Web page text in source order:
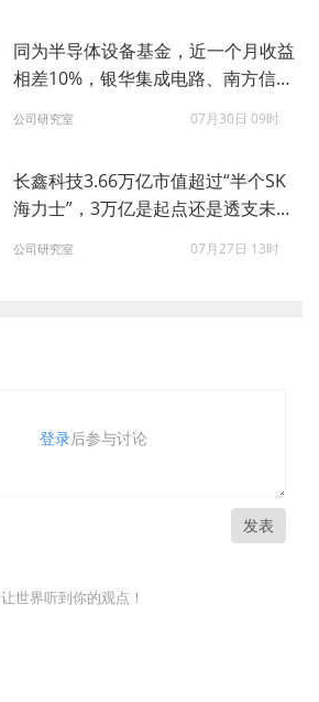
同为半导体设备基金，近一个月收益
相差10%，银华集成电路、南方信息
公司研究室 07月30日 09时
长鑫科技3.66万亿市值超过“半个SK
海力士”，3万亿是起点还是透支未
公司研究室 07月27日 13时
登录后参与讨论
发表
让世界听到你的观点！